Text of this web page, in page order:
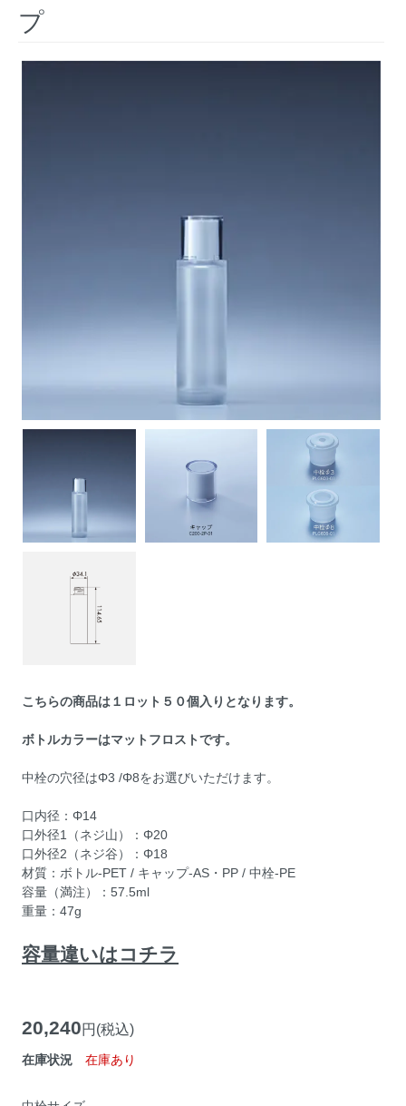
プ
こちらの商品は１ロット５０個入りとなります。
ボトルカラーはマットフロストです。
中栓の穴径はΦ3 /Φ8をお選びいただけます。
口内径：Φ14
口外径1（ネジ山）：Φ20
口外径2（ネジ谷）：Φ18
材質：ボトル-PET / キャップ-AS・PP / 中栓-PE
容量（満注）：57.5ml
重量：47g
容量違いはコチラ
20,240円(税込)
在庫状況 在庫あり